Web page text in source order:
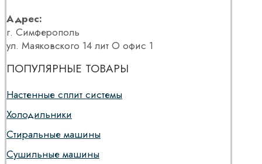
Адрес:
г. Симферополь
ул. Маяковского 14 лит О офис 1
ПОПУЛЯРНЫЕ ТОВАРЫ
Настенные сплит системы
Холодильники
Стиральные машины
Сушильные машины